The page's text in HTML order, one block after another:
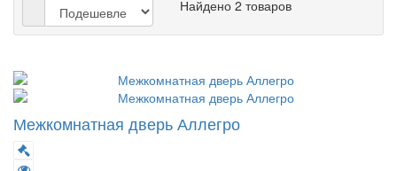
Найдено 2 товаров
Межкомнатная дверь Аллегро